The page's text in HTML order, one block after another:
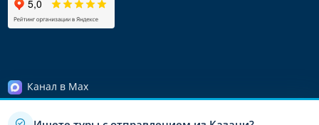
Канал в Max